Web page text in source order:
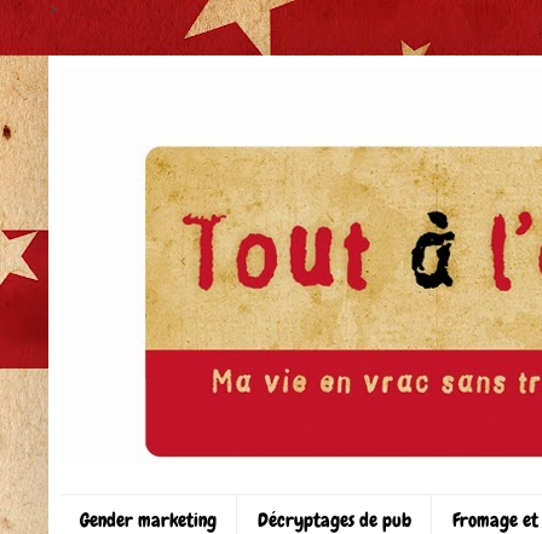
>
Gender marketing Décryptages de pub Fromage